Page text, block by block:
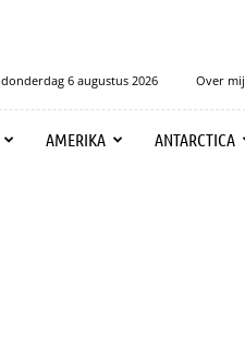
donderdag 6 augustus 2026 Over mij
AMERIKA ANTARCTICA